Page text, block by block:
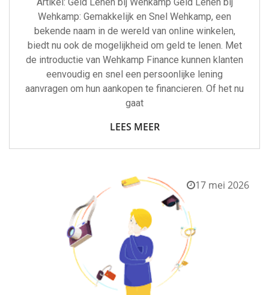
Wehkamp: Gemakkelijk en Snel Wehkamp, een
bekende naam in de wereld van online winkelen,
biedt nu ook de mogelijkheid om geld te lenen. Met
de introductie van Wehkamp Finance kunnen klanten
eenvoudig en snel een persoonlijke lening
aanvragen om hun aankopen te financieren. Of het nu
gaat
LEES MEER
17 mei 2026